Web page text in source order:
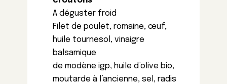
A déguster froid
Filet de poulet, romaine, œuf,
huile tournesol, vinaigre
balsamique
de modène igp, huile d’olive bio,
moutarde à l’ancienne, sel, radis